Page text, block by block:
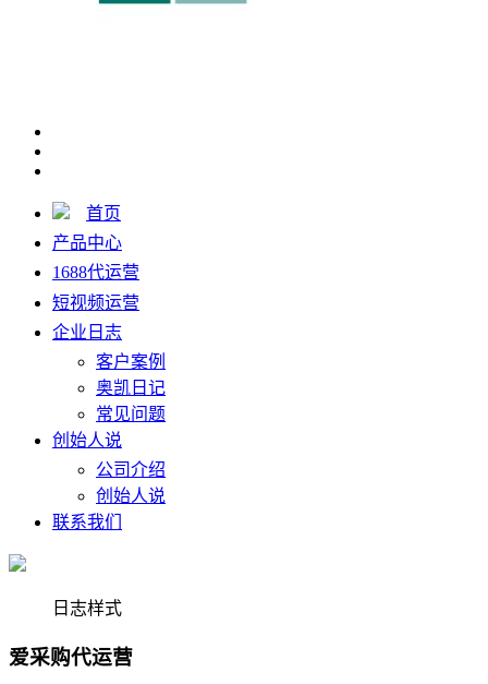
首页
产品中心
1688代运营
短视频运营
企业日志
客户案例
奥凯日记
常见问题
创始人说
公司介绍
创始人说
联系我们
日志样式
爱采购代运营